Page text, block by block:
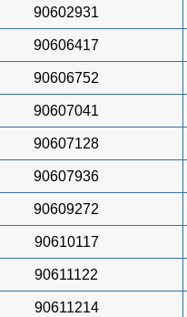
90602931
90606417
90606752
90607041
90607128
90607936
90609272
90610117
90611122
90611214